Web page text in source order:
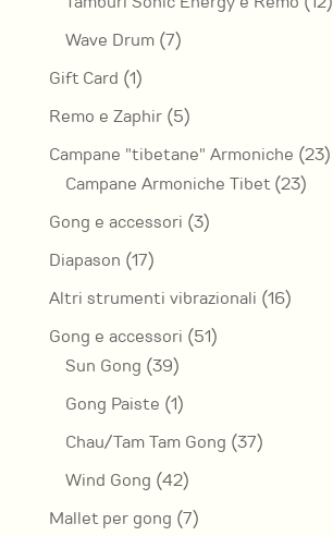
Wave Drum 77
Gift Card 11
prodotto
Remo e Zaphir 55
prodotti
Campane "tibetane" Armoniche 2323
Campane Armoniche Tibet 2323
Gong e accessori 33
Diapason 1717
prodotti
Altri strumenti vibrazionali 1616
Gong e accessori 5151
Sun Gong 3939
prodotti
Gong Paiste 11
prodotto
Chau/Tam Tam Gong 3737
Wind Gong 4242
prodotti
Mallet per gong 77